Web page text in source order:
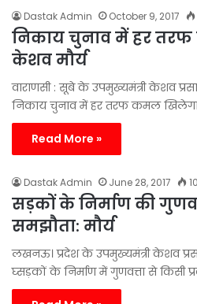
Dastak Admin October 9, 2017
निकाय चुनाव में हर
केशव मौर्य
वाराणसी : सूबे के उपमुख्यमंत्री केशव
निकाय चुनाव में हर तरफ कमल
Read More »
Dastak Admin June 28, 2017 10
सड़कों के निर्माण की
समझौता: मौर्य
लखनऊ। प्रदेश के उपमुख्यमंत्री केशव
घ्सड़कों के निर्माण में गुणवत्ता से किसी